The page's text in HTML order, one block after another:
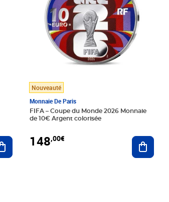
Ajouter au panier
Nouveauté
Monnaie De Paris
FIFA – Coupe du Monde 2026 Monnaie
de 10€ Argent colorisée
148,00€